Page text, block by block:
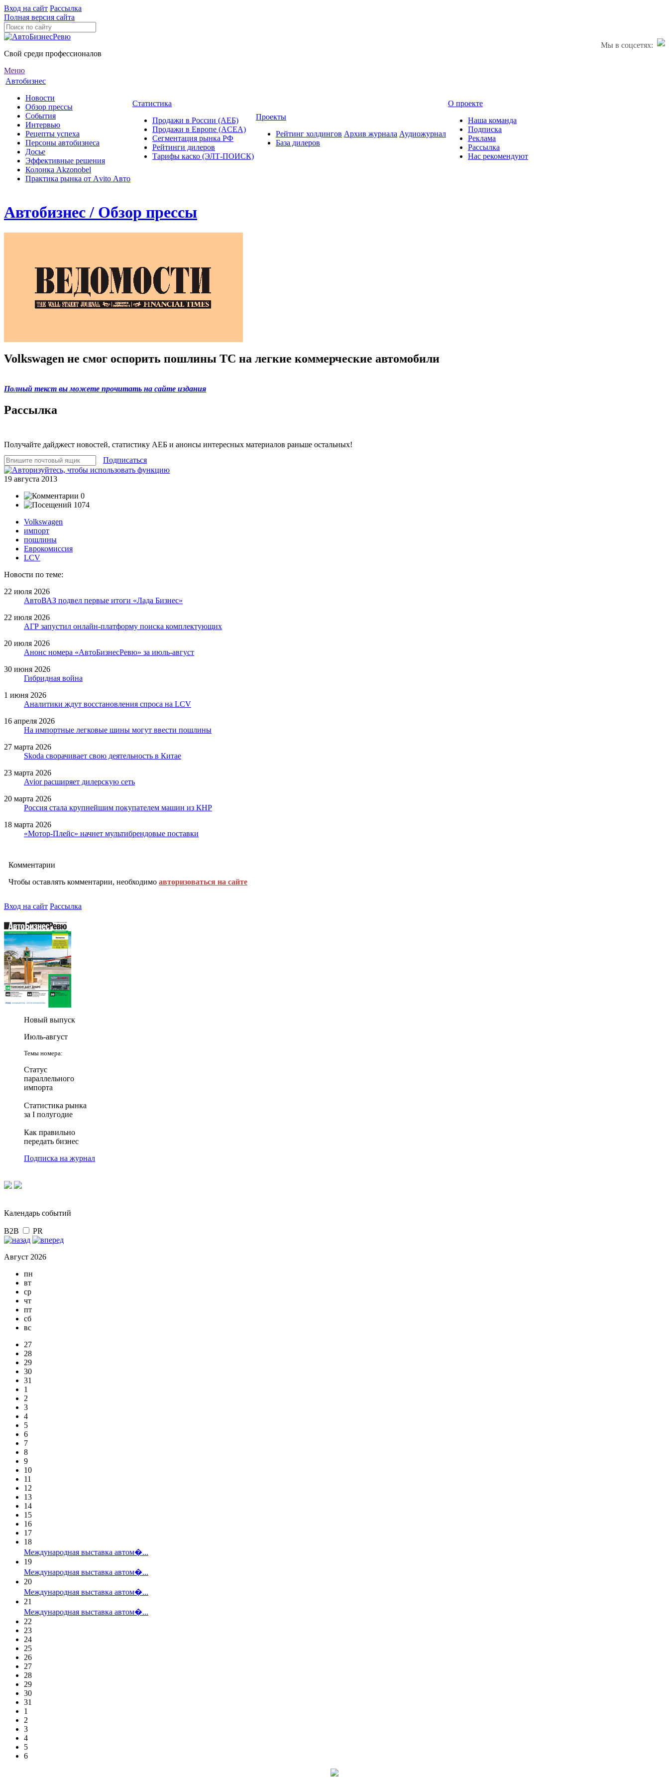
Вход на сайт Рассылка
Полная версия сайта
Мы в соцсетях:
Свой среди профессионалов
Меню
Автобизнес
Новости
Обзор прессы
События
Интервью
Рецепты успеха
Персоны автобизнеса
Досье
Эффективные решения
Колонка Akzonobel
Практика рынка от Аvito Авто
Статистика
Продажи в России (АЕБ)
Продажи в Европе (ACEA)
Сегментация рынка РФ
Рейтинги дилеров
Тарифы каско (ЭЛТ-ПОИСК)
Проекты
Рейтинг холдингов
База дилеров
Архив журнала Аудиожурнал
О проекте
Наша команда
Подписка
Реклама
Рассылка
Нас рекомендуют
Автобизнес / Обзор прессы
Volkswagen не смог оспорить пошлины ТС на легкие коммерческие автомобили
Полный текст вы можете прочитать на сайте издания
Рассылка
Получайте дайджест новостей, статистику АЕБ и анонсы интересных материалов раньше остальных!
Подписаться
19 августа 2013
0
1074
Volkswagen
импорт
пошлины
Еврокомиссия
LCV
Новости по теме:
22 июля 2026
АвтоВАЗ подвел первые итоги «Лада Бизнес»
22 июля 2026
АГР запустил онлайн-платформу поиска комплектующих
20 июля 2026
Анонс номера «АвтоБизнесРевю» за июль-август
30 июня 2026
Гибридная война
1 июня 2026
Аналитики ждут восстановления спроса на LCV
16 апреля 2026
На импортные легковые шины могут ввести пошлины
27 марта 2026
Skoda сворачивает свою деятельность в Китае
23 марта 2026
Avior расширяет дилерскую сеть
20 марта 2026
Россия стала крупнейшим покупателем машин из КНР
18 марта 2026
«Мотор-Плейс» начнет мультибрендовые поставки
Комментарии
Чтобы оставлять комментарии, необходимо авторизоваться на сайте
Вход на сайт Рассылка
Новый выпуск
Июль-август
Темы номера:
Статус
параллельного
импорта
Статистика рынка
за I полугодие
Как правильно
передать бизнес
Подписка на журнал
Календарь событий
B2B PR
Август 2026
пн
вт
ср
чт
пт
сб
вс
27
28
29
30
31
1
2
3
4
5
6
7
8
9
10
11
12
13
14
15
16
17
18
Международная выставка автом�...
19
Международная выставка автом�...
20
Международная выставка автом�...
21
Международная выставка автом�...
22
23
24
25
26
27
28
29
30
31
1
2
3
4
5
6